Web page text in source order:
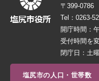
〒399-0786
Tel：0263-
開庁時間：
受付時間を
閉庁日：土
塩尻市の人口・世帯数